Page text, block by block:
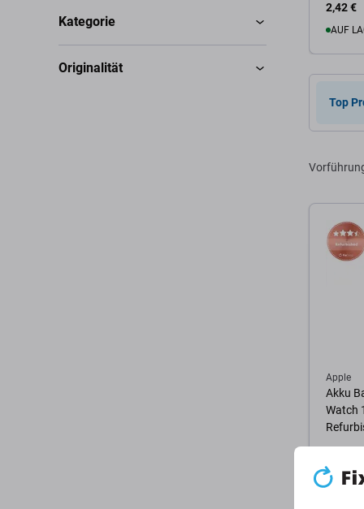
Kategorie
Originalität
2,42 €
AUF
Zum
Top
Apple
Akku
Watch
6,81 €